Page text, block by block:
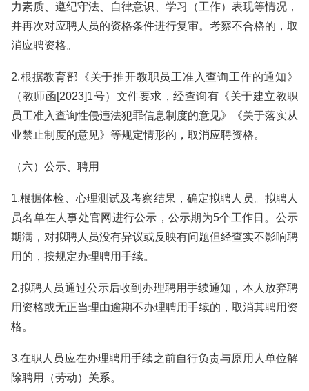
力素质、遵纪守法、自律意识、学习（工作）表现等情况，
并再次对应聘人员的资格条件进行复审。考察不合格的，取
消应聘资格。
2.根据教育部《关于推开教职员工准入查询工作的通知》
（教师函[2023]1号）文件要求，经查询有《关于建立教职
员工准入查询性侵违法犯罪信息制度的意见》《关于落实从
业禁止制度的意见》等规定情形的，取消应聘资格。
（六）公示、聘用
1.根据体检、心理测试及考察结果，确定拟聘人员。拟聘人
员名单在人事处官网进行公示，公示期为5个工作日。公示
期满，对拟聘人员没有异议或反映有问题但经查实不影响聘
用的，按规定办理聘用手续。
2.拟聘人员通过公示后收到办理聘用手续通知，本人放弃聘
用资格或无正当理由逾期不办理聘用手续的，取消其聘用资
格。
3.在职人员应在办理聘用手续之前自行负责与原用人单位解
除聘用（劳动）关系。